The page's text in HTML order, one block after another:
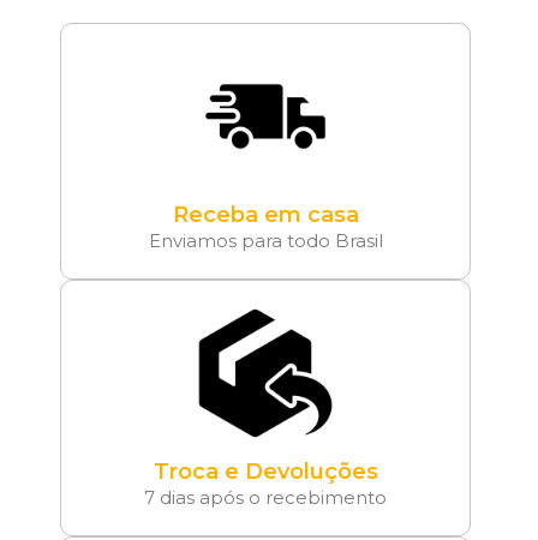
Receba em casa
Enviamos para todo Brasil
Troca e Devoluções
7 dias após o recebimento